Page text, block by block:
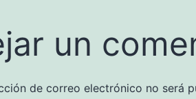
un
de correo electrónico no será